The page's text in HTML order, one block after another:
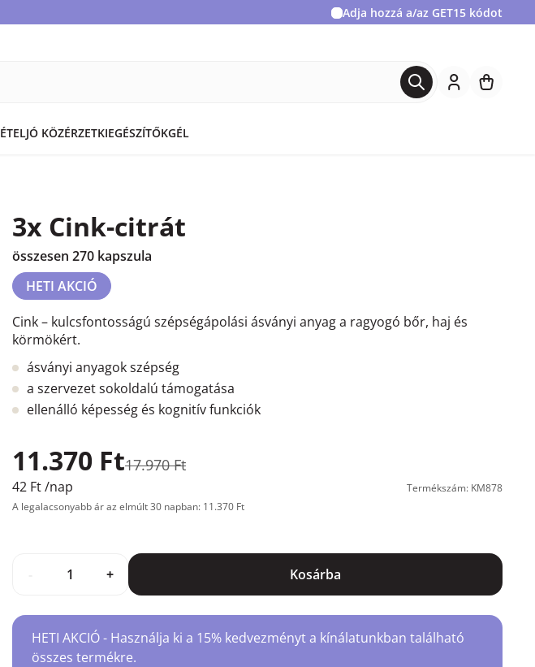
Adja hozzá a/az GET15 kódot
ÉTELJÓ KÖZÉRZETKIEGÉSZÍTŐKGÉL
3x Cink-citrát
összesen 270 kapszula
HETI AKCIÓ
Cink – kulcsfontosságú szépségápolási ásványi anyag a ragyogó bőr, haj és
körmökért.
ásványi anyagok szépség
a szervezet sokoldalú támogatása
ellenálló képesség és kognitív funkciók
11.370 Ft17.970 Ft
42 Ft/nap
Termékszám: KM878
A legalacsonyabb ár az elmúlt 30 napban: 11.370 Ft
+ Kosárba
HETI AKCIÓ - Használja ki a 15% kedvezményt a kínálatunkban található
összes termékre.